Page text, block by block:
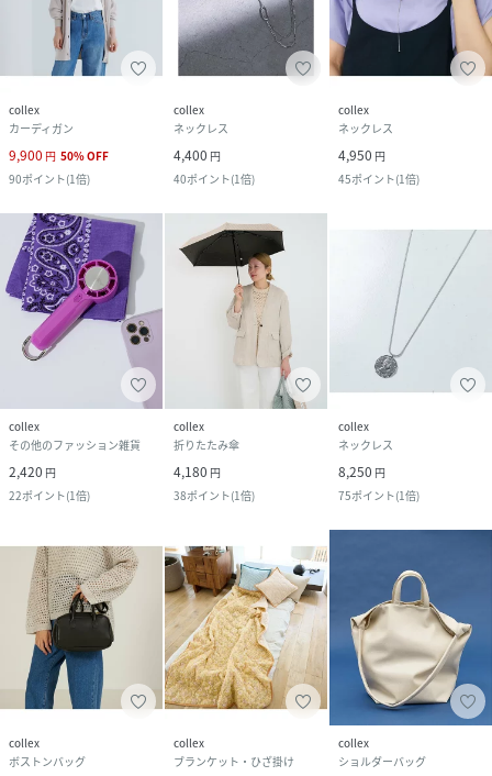
collex
カーディガン
9,900 円 50%OFF
90ポイント(1倍)
collex
ネックレス
4,400 円
40ポイント(1倍)
collex
ネックレス
4,950 円
45ポイント(1倍)
collex
その他のファッション雑貨
2,420 円
22ポイント(1倍)
collex
折りたたみ傘
4,180 円
38ポイント(1倍)
collex
ネックレス
8,250 円
75ポイント(1倍)
collex
ボストンバッグ
collex
ブランケット・ひざ掛け
collex
ショルダーバッグ